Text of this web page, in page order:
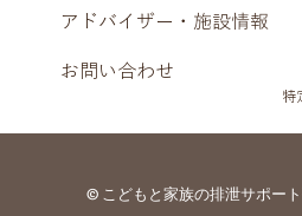
アドバイザー・施設情報
お問い合わせ
特
© こどもと家族の排泄サポー